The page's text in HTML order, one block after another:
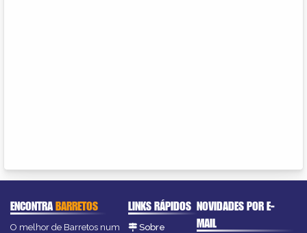
ENCONTRABARRETOS
O melhor de Barretos num
LINKS RÁPIDOS
Sobre
NOVIDADES POR E-
MAIL